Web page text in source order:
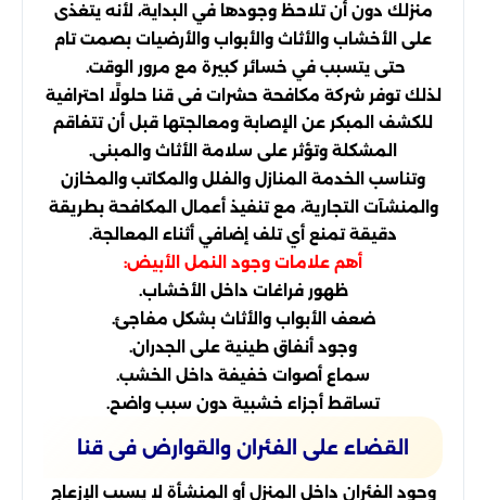
منزلك دون أن تلاحظ وجودها في البداية، لأنه يتغذى
على الأخشاب والأثاث والأبواب والأرضيات بصمت تام
حتى يتسبب في خسائر كبيرة مع مرور الوقت.
لذلك توفر شركة مكافحة حشرات فى قنا حلولًا احترافية
للكشف المبكر عن الإصابة ومعالجتها قبل أن تتفاقم
المشكلة وتؤثر على سلامة الأثاث والمبنى.
وتناسب الخدمة المنازل والفلل والمكاتب والمخازن
والمنشآت التجارية، مع تنفيذ أعمال المكافحة بطريقة
دقيقة تمنع أي تلف إضافي أثناء المعالجة.
أهم علامات وجود النمل الأبيض:
ظهور فراغات داخل الأخشاب.
ضعف الأبواب والأثاث بشكل مفاجئ.
وجود أنفاق طينية على الجدران.
سماع أصوات خفيفة داخل الخشب.
تساقط أجزاء خشبية دون سبب واضح.
القضاء على الفئران والقوارض فى قنا
وجود الفئران داخل المنزل أو المنشأة لا يسبب الإزعاج